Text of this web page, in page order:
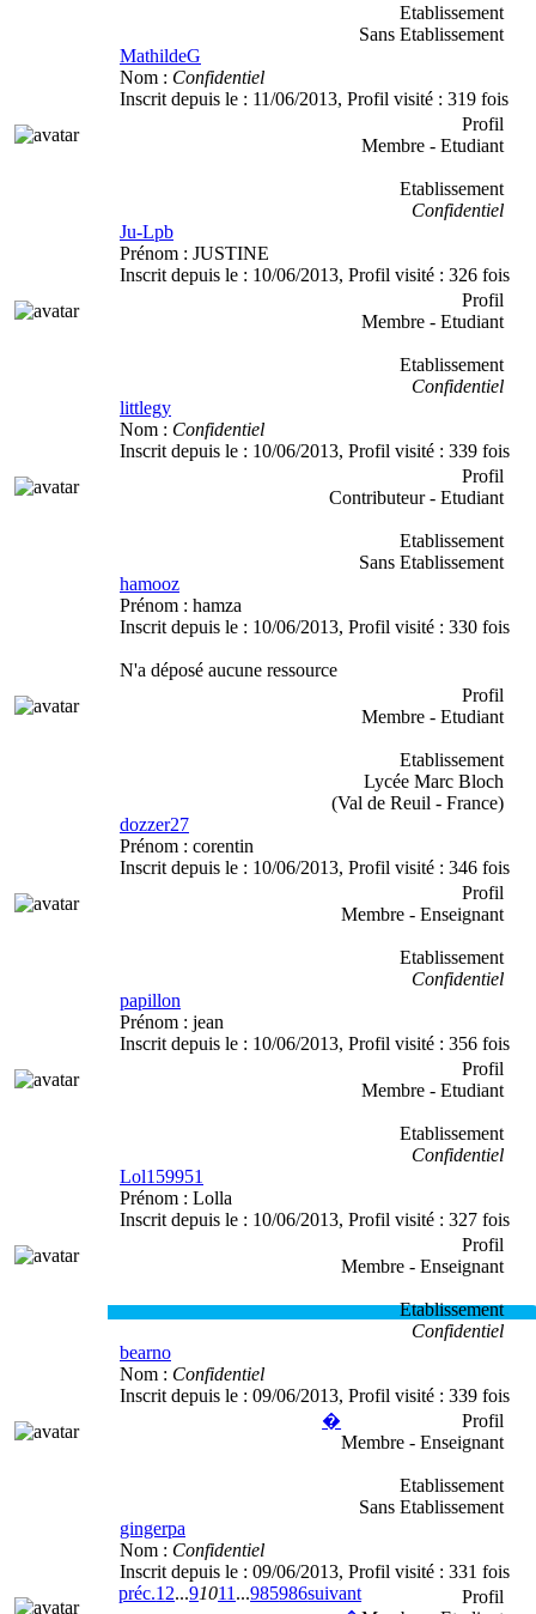
Etablissement
Sans Etablissement
MathildeG
Nom : Confidentiel
Inscrit depuis le : 11/06/2013, Profil visité : 319 fois
Profil
Membre - Etudiant
Etablissement
Confidentiel
Ju-Lpb
Prénom : JUSTINE
Inscrit depuis le : 10/06/2013, Profil visité : 326 fois
Profil
Membre - Etudiant
Etablissement
Confidentiel
littlegy
Nom : Confidentiel
Inscrit depuis le : 10/06/2013, Profil visité : 339 fois
Profil
Contributeur - Etudiant
Etablissement
Sans Etablissement
hamooz
Prénom : hamza
Inscrit depuis le : 10/06/2013, Profil visité : 330 fois
N'a déposé aucune ressource
Profil
Membre - Etudiant
Etablissement
Lycée Marc Bloch
(Val de Reuil - France)
dozzer27
Prénom : corentin
Inscrit depuis le : 10/06/2013, Profil visité : 346 fois
Profil
Membre - Enseignant
Etablissement
Confidentiel
papillon
Prénom : jean
Inscrit depuis le : 10/06/2013, Profil visité : 356 fois
Profil
Membre - Etudiant
Etablissement
Confidentiel
Lol159951
Prénom : Lolla
Inscrit depuis le : 10/06/2013, Profil visité : 327 fois
Profil
Membre - Enseignant
Etablissement
Confidentiel
bearno
Nom : Confidentiel
Inscrit depuis le : 09/06/2013, Profil visité : 339 fois
Profil
Membre - Enseignant
Etablissement
Sans Etablissement
gingerpa
Nom : Confidentiel
Inscrit depuis le : 09/06/2013, Profil visité : 331 fois
Profil
�
préc.1 2...91011 ...985986suivant